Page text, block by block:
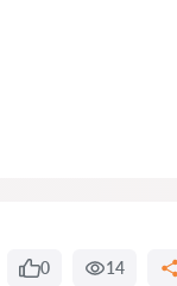
0 14